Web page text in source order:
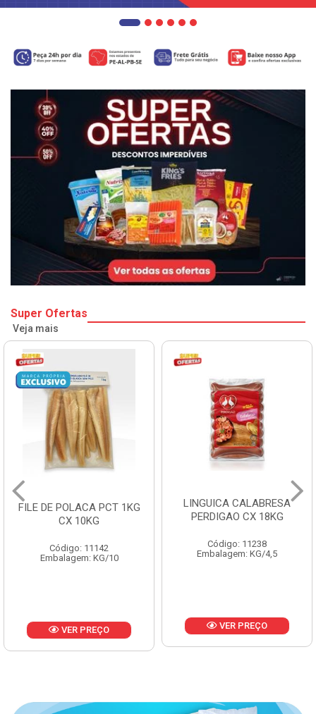
Super Ofertas
Veja mais
FILE DE POLACA PCT 1KG
CX 10KG
Código: 11142
Embalagem: KG/10
VER PREÇO
LINGUICA CALABRESA
PERDIGAO CX 18KG
Código: 11238
Embalagem: KG/4,5
VER PREÇO